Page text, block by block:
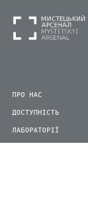
ПРО НАС
ДОСТУПНІСТЬ
ЛАБОРАТОРІЇ